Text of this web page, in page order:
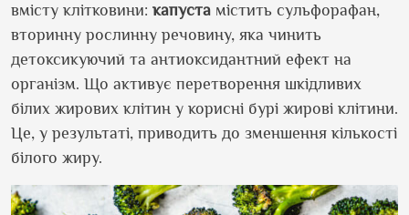
вмісту клітковини: капуста містить сульфорафан,
вторинну рослинну речовину, яка чинить
детоксикуючий та антиоксидантний ефект на
організм. Що активує перетворення шкідливих
білих жирових клітин у корисні бурі жирові клітини.
Це, у результаті, приводить до зменшення кількості
білого жиру.